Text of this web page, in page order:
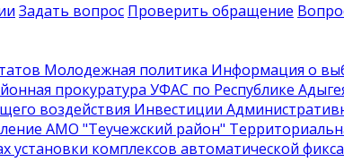
Задать вопрос Проверить обращение
Молодежная политика Информация о
прокуратура УФАС по Республике
воздействия Инвестиции
АМО "Теучежский район"
установки комплексов автоматической